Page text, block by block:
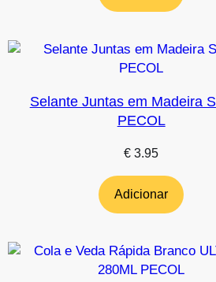
Selante Juntas em Madeira
PECOL
€ 3.95
Adicionar